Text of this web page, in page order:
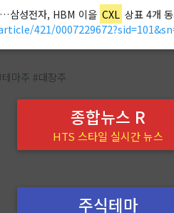
삼성전자, HBM 이을 CXL 상표 4개
421/
마주 #대장주
종합뉴스 R
HTS 스타일 실시간 뉴스
주식테마